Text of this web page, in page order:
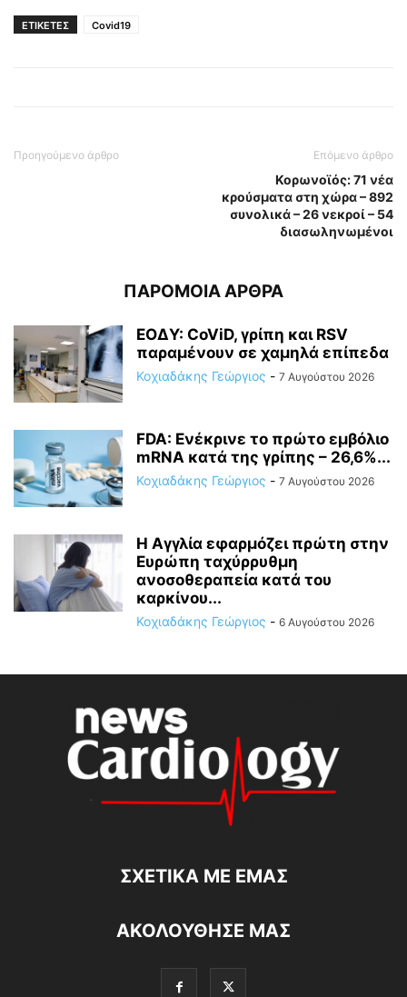
ΕΤΙΚΕΤΕΣ Covid19
Προηγούμενο άρθρο Επόμενο άρθρο
Κορωνοϊός: 71 νέα
κρούσματα στη χώρα – 892
συνολικά – 26 νεκροί – 54
διασωληνωμένοι
ΠΑΡΟΜΟΙΑ ΑΡΘΡΑ
ΕΟΔΥ: CoViD, γρίπη και RSV
παραμένουν σε χαμηλά επίπεδα
Κοχιαδάκης Γεώργιος - 7 Αυγούστου 2026
FDA: Ενέκρινε το πρώτο εμβόλιο
mRNA κατά της γρίπης – 26,6%...
Κοχιαδάκης Γεώργιος - 7 Αυγούστου 2026
Η Αγγλία εφαρμόζει πρώτη στην
Ευρώπη ταχύρρυθμη
ανοσοθεραπεία κατά του
καρκίνου...
Κοχιαδάκης Γεώργιος - 6 Αυγούστου 2026
ΣΧΕΤΙΚΆ ΜΕ ΕΜΆΣ
ΑΚΟΛΟΥΘΗΣΕ ΜΑΣ